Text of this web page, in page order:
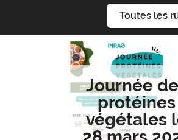
Toutes les
Journée
protéines
végétales